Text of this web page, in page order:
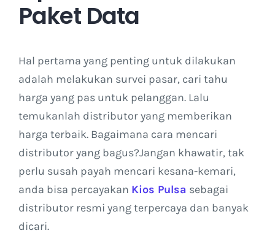
Paket Data
Hal pertama yang penting untuk dilakukan
adalah melakukan survei pasar, cari tahu
harga yang pas untuk pelanggan. Lalu
temukanlah distributor yang memberikan
harga terbaik. Bagaimana cara mencari
distributor yang bagus?Jangan khawatir, tak
perlu susah payah mencari kesana-kemari,
anda bisa percayakan Kios Pulsa sebagai
distributor resmi yang terpercaya dan banyak
dicari.